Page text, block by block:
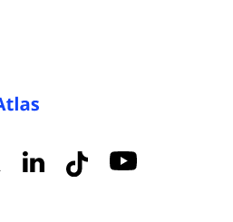
LinkedInTiktok YouTube